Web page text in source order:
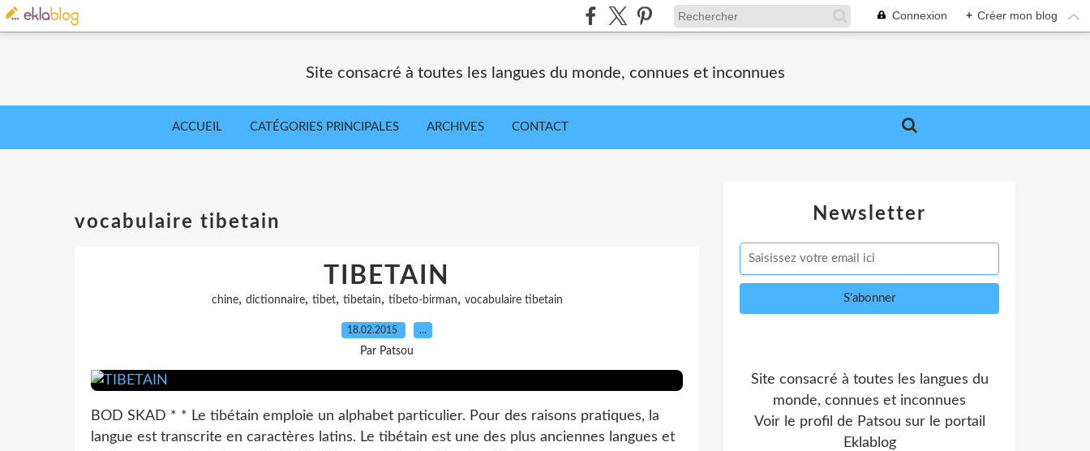
Connexion + Créer mon blog
Site consacré à toutes les langues du monde, connues et inconnues
ACCUEIL CATÉGORIES PRINCIPALES ARCHIVES CONTACT
vocabulaire tibetain
TIBETAIN
chine, dictionnaire, tibet, tibetain, tibeto-birman, vocabulaire tibetain
18.02.2015 …
Par Patsou
BOD SKAD * * Le tibétain emploie un alphabet particulier. Pour des raisons pratiques, la
langue est transcrite en caractères latins. Le tibétain est une des plus anciennes langues et
Newsletter
Site consacré à toutes les langues du
monde, connues et inconnues
Voir le profil de Patsou sur le portail
Eklablog